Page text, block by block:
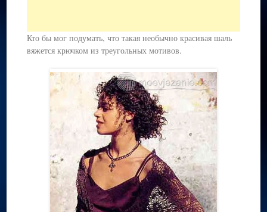
Кто бы мог подумать, что такая необычно красивая шаль
вяжется крючком из треугольных мотивов.